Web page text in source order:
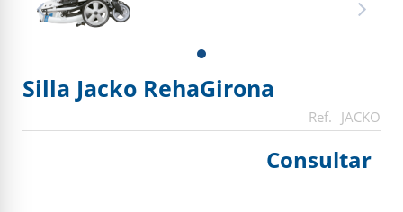
Silla Jacko RehaGirona
JACKO
Consultar